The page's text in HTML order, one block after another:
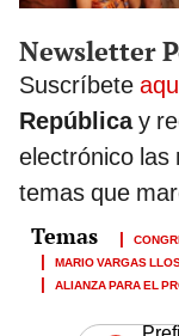
Newsletter
Suscríbete
Repúblicay
electrónico las
temas que
MARIO VARGAS
ALIANZA PARA EL